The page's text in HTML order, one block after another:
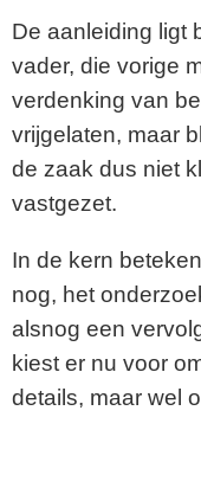
De aanleiding ligt
vader, die vorige
verdenking van
vrijgelaten, maar
de zaak dus niet
vastgezet.
In de kern
nog, het
alsnog een
kiest er nu voor
details, maar wel